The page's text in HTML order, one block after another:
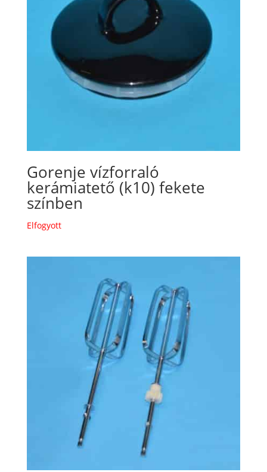
Gorenje vízforraló
kerámiatető (k10) fekete
színben
Elfogyott